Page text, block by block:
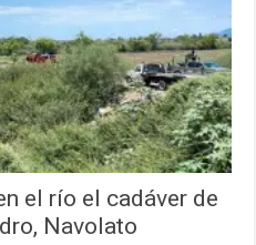
el río el cadáver de
Navolato